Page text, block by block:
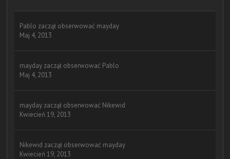
Pablo zaczął obserwować mayday
Maj 4, 2013
mayday zaczął obserwować Pablo
Maj 4, 2013
mayday zaczął obserwować Nikewid
Kwiecień 19, 2013
Nikewid zaczął obserwować mayday
Kwiecień 19, 2013